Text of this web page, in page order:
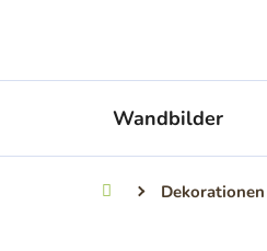
Wandbilder
StartseiteDekorationen